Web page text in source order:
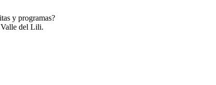
y programas?
Valle del Lili.